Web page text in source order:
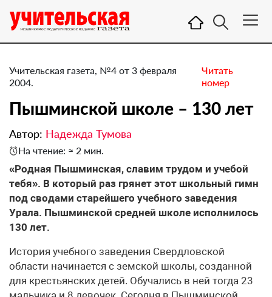
Учительская газета, №4 от 3 февраля
2004.
Читать
номер
Пышминской школе – 130 лет
Автор: Надежда Тумова
На чтение: ≈ 2 мин.
«Родная Пышминская, славим трудом и учебой
тебя». В который раз грянет этот школьный гимн
под сводами старейшего учебного заведения
Урала. Пышминской средней школе исполнилось
130 лет.
История учебного заведения Свердловской
области начинается с земской школы, созданной
для крестьянских детей. Обучались в ней тогда 23